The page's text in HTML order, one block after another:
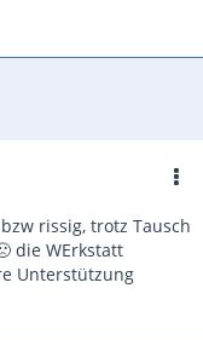
rissig, trotz Tausch
die WErkstatt
Unterstützung